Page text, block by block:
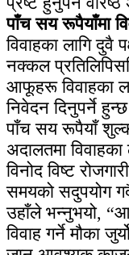
पाँच सय रूपैयाँमा
विवाहका लागि दुवै
नक्कल
आफूहरू विवाहका
निवेदन दिनुपर्ने
पाँच सय रूपैयाँ
अदालतमा
विनोद विष्ट
समयको सदुपयोग
उहाँले भन्नुभयो,
विवाह गर्ने मौका